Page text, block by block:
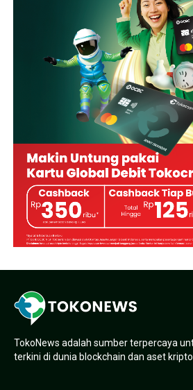
TokoNews adalah sumber terpercaya
terkini di dunia blockchain dan aset kripto.